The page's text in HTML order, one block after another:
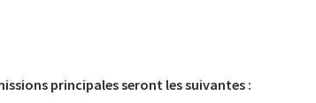
principales seront les suivantes :